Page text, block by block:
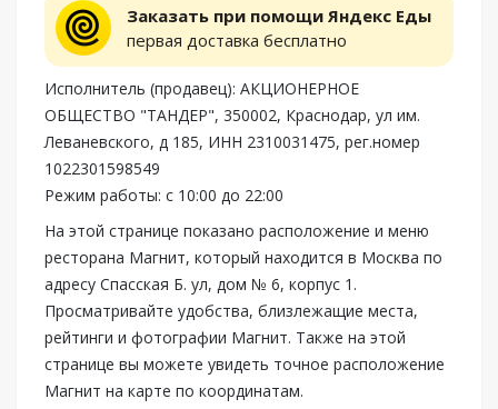
Заказать при помощи Яндекс Еды
первая доставка бесплатно
Исполнитель (продавец): АКЦИОНЕРНОЕ
ОБЩЕСТВО "ТАНДЕР", 350002, Краснодар, ул им.
Леваневского, д 185, ИНН 2310031475, рег.номер
1022301598549
Режим работы: с 10:00 до 22:00
На этой странице показано расположение и меню
ресторана Магнит, который находится в Москва по
адресу Спасская Б. ул, дом № 6, корпус 1.
Просматривайте удобства, близлежащие места,
рейтинги и фотографии Магнит. Также на этой
странице вы можете увидеть точное расположение
Магнит на карте по координатам.